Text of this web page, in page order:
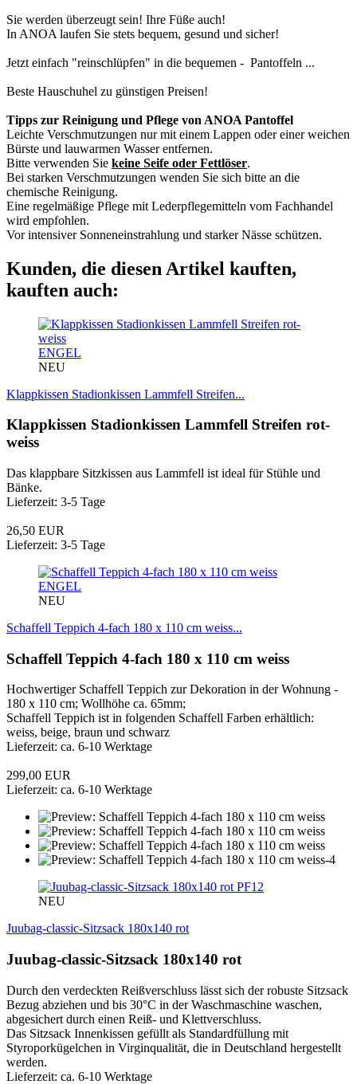
Sie werden überzeugt sein! Ihre Füße auch!
In ANOA laufen Sie stets bequem, gesund und sicher!
Jetzt einfach "reinschlüpfen" in die bequemen - Pantoffeln ...
Beste Hauschuhel zu günstigen Preisen!
Tipps zur Reinigung und Pflege von ANOA Pantoffel
Leichte Verschmutzungen nur mit einem Lappen oder einer weichen
Bürste und lauwarmen Wasser entfernen.
Bitte verwenden Sie keine Seife oder Fettlöser.
Bei starken Verschmutzungen wenden Sie sich bitte an die
chemische Reinigung.
Eine regelmäßige Pflege mit Lederpflegemitteln vom Fachhandel
wird empfohlen.
Vor intensiver Sonneneinstrahlung und starker Nässe schützen.
Kunden, die diesen Artikel kauften,
kauften auch:
ENGEL
NEU
Klappkissen Stadionkissen Lammfell Streifen...
Klappkissen Stadionkissen Lammfell Streifen rot-
weiss
Das klappbare Sitzkissen aus Lammfell ist ideal für Stühle und
Bänke.
Lieferzeit: 3-5 Tage
26,50 EUR
Lieferzeit: 3-5 Tage
ENGEL
NEU
Schaffell Teppich 4-fach 180 x 110 cm weiss...
Schaffell Teppich 4-fach 180 x 110 cm weiss
Hochwertiger Schaffell Teppich zur Dekoration in der Wohnung -
180 x 110 cm; Wollhöhe ca. 65mm;
Schaffell Teppich ist in folgenden Schaffell Farben erhältlich:
weiss, beige, braun und schwarz
Lieferzeit: ca. 6-10 Werktage
299,00 EUR
Lieferzeit: ca. 6-10 Werktage
PF12
NEU
Juubag-classic-Sitzsack 180x140 rot
Juubag-classic-Sitzsack 180x140 rot
Durch den verdeckten Reißverschluss lässt sich der robuste Sitzsack
Bezug abziehen und bis 30°C in der Waschmaschine waschen,
abgesichert durch einen Reiß- und Klettverschluss.
Das Sitzsack Innenkissen gefüllt als Standardfüllung mit
Styroporkügelchen in Virginqualität, die in Deutschland hergestellt
werden.
Lieferzeit: ca. 6-10 Werktage